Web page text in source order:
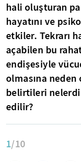
hali oluşturan
hayatını ve
etkiler. Tekrarı
açabilen bu
endişesiyle
olmasına
belirtileri
edilir?
1/10